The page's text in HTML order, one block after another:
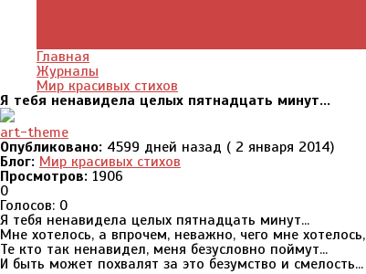
Главная
Журналы
Мир красивых стихов
Я тебя ненавидела целых пятнадцать минут...
art-theme
Опубликовано: 4599 дней назад ( 2 января 2014)
Блог: Мир красивых стихов
Просмотров: 1906
0
Голосов: 0
Я тебя ненавидела целых пятнадцать минут...
Мне хотелось, а впрочем, неважно, чего мне хотелось,
Те кто так ненавидел, меня безусловно поймут...
И быть может похвалят за это безумство и смелость...